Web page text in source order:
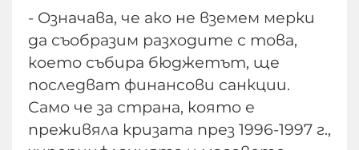
- Означава, че ако не вземем мерки
да съобразим разходите с това,
което събира бюджетът, ще
последват финансови санкции.
Само че за страна, която е
преживяла кризата през 1996-1997 г.,